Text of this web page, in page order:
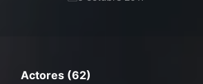
Actores (62)